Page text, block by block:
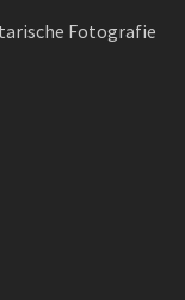
Fotografie